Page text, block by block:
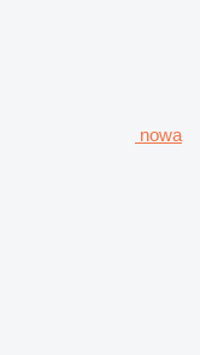
nowa